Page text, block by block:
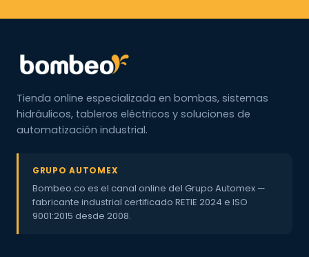
Tienda online especializada en bombas, sistemas
hidráulicos, tableros eléctricos y soluciones de
automatización industrial.
GRUPO AUTOMEX
Bombeo.co es el canal online del Grupo Automex —
fabricante industrial certificado RETIE 2024 e ISO
9001:2015 desde 2008.